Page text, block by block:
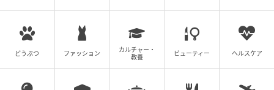
どうぶつ ファッション
カルチャー・
教養
ビューティー ヘルスケア